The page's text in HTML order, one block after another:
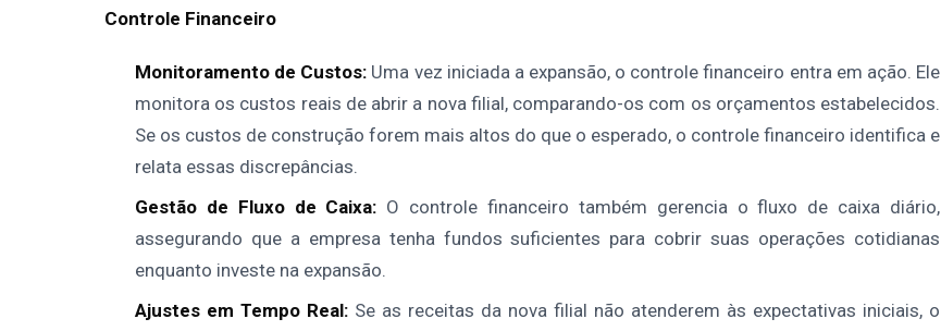
Controle Financeiro
Monitoramento de Custos: Uma vez iniciada a expansão, o controle financeiro entra em ação. Ele
monitora os custos reais de abrir a nova filial, comparando-os com os orçamentos estabelecidos.
Se os custos de construção forem mais altos do que o esperado, o controle financeiro identifica e
relata essas discrepâncias.
Gestão de Fluxo de Caixa: O controle financeiro também gerencia o fluxo de caixa diário,
assegurando que a empresa tenha fundos suficientes para cobrir suas operações cotidianas
enquanto investe na expansão.
Ajustes em Tempo Real: Se as receitas da nova filial não atenderem às expectativas iniciais, o